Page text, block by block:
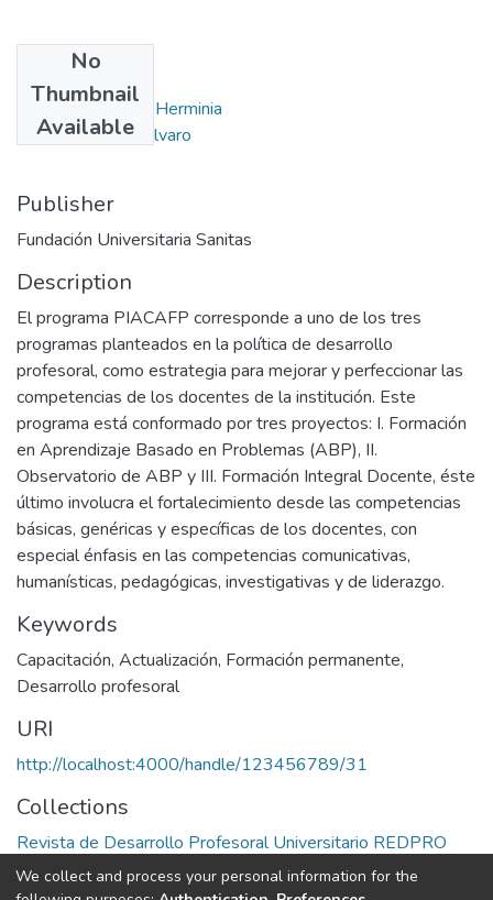
No
Thumbnail
Available
Authors
Roa Trujillo, Sonia Herminia
García Martínez, Álvaro
Publisher
Fundación Universitaria Sanitas
Description
El programa PIACAFP corresponde a uno de los tres
programas planteados en la política de desarrollo
profesoral, como estrategia para mejorar y perfeccionar las
competencias de los docentes de la institución. Este
programa está conformado por tres proyectos: I. Formación
en Aprendizaje Basado en Problemas (ABP), II.
Observatorio de ABP y III. Formación Integral Docente, éste
último involucra el fortalecimiento desde las competencias
básicas, genéricas y específicas de los docentes, con
especial énfasis en las competencias comunicativas,
humanísticas, pedagógicas, investigativas y de liderazgo.
Keywords
Capacitación, Actualización, Formación permanente,
Desarrollo profesoral
URI
http://localhost:4000/handle/123456789/31
Collections
Revista de Desarrollo Profesoral Universitario REDPRO
Full item page
We collect and process your personal information for the